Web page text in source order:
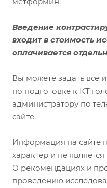
Введение
входит в стоимость
оплачивается
Вы можете задать все
по подготовке к КТ
администратору по
сайте.
Информация на сайте
характер и не
О рекомендациях и
проведению